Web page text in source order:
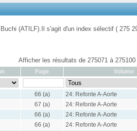
(ATILF).Il s'agit d'un index sélectif ( 275
Afficher les résultats de 275071 à
Page Volume
66 (a)
24: Refonte A-Aorte
67 (a)
24: Refonte A-Aorte
66 (a)
24: Refonte A-Aorte
66 (a)
24: Refonte A-Aorte